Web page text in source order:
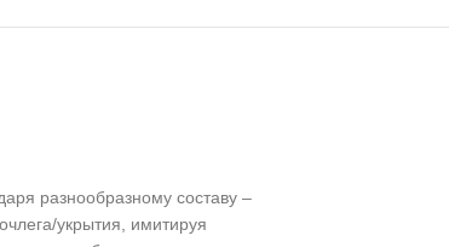
разнообразному составу –
укрытия, имитируя